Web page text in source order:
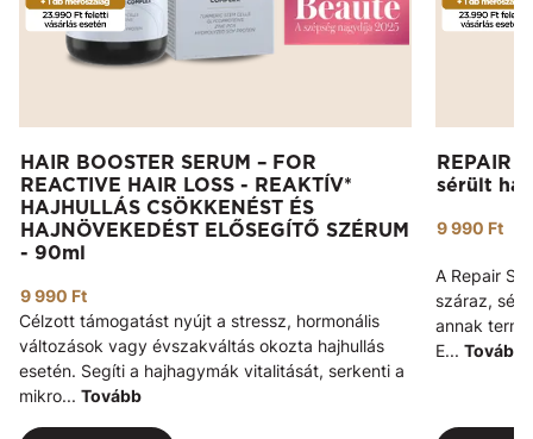
HAIR BOOSTER SERUM – FOR
REACTIVE HAIR LOSS - REAKTÍV*
HAJHULLÁS CSÖKKENÉST ÉS
HAJNÖVEKEDÉST ELŐSEGÍTŐ SZÉRUM
- 90ml
9 990 Ft
Célzott támogatást nyújt a stressz, hormonális
változások vagy évszakváltás okozta hajhullás
esetén. Segíti a hajhagymák vitalitását, serkenti a
mikro... Tovább
REPAIR
sérült
9 990 Ft
A Repair
száraz,
annak
E... Tovább